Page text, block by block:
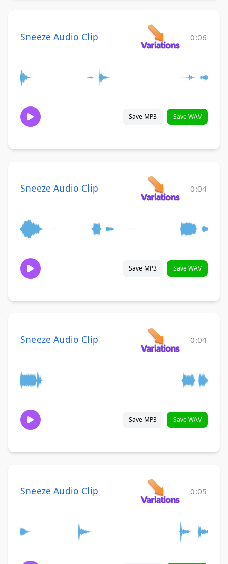
Sneeze Audio Clip 0:06
Save MP3 Save WAV
Sneeze Audio Clip 0:04
Save MP3 Save WAV
Sneeze Audio Clip 0:04
Save MP3 Save WAV
Sneeze Audio Clip 0:05